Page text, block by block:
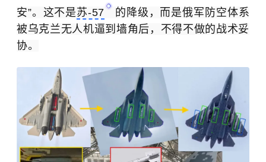
安”。这不是苏-57
的降级，而是俄军防空体系
被乌克兰无人机逼到墙角后，不得不做的战术妥
协。